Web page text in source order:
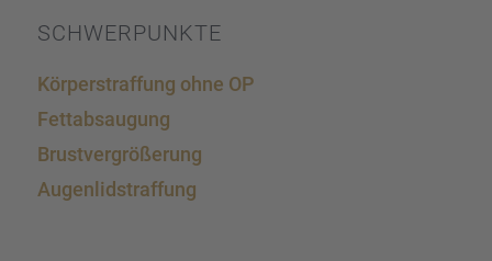
SCHWER­PUNKTE
Körper­straf­fung ohne OP
Fettab­sau­gung
Brust­ver­grö­ße­rung
Augen­lid­s­traf­fung